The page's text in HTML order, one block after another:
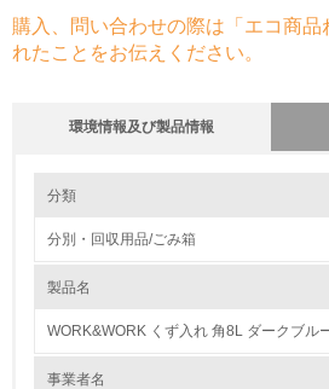
購入、問い合わせの際は「エコ商品
れたことをお伝えください。
環境情報及び製品情報
1.環境取り組み体制
分類
分別・回収用品/ごみ箱
製品名
WORK&WORK くず入れ 角8L ダークブル
事業者名